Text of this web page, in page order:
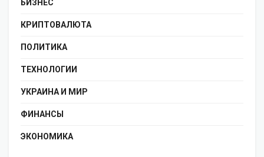
БИЗНЕС
КРИПТОВАЛЮТА
ПОЛИТИКА
ТЕХНОЛОГИИ
УКРАИНА И МИР
ФИНАНСЫ
ЭКОНОМИКА